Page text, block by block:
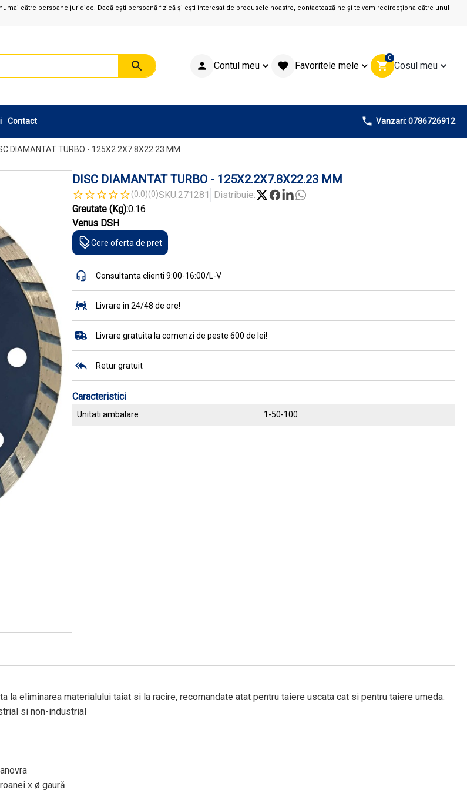
către persoane juridice. Dacă ești persoană fizică și ești interesat de produsele noastre, contactează-ne și te vom redirecționa către unul
Contul meu Favoritele mele
0
Cosul meu
Contact Vanzari: 0786726912
DIAMANTAT TURBO - 125X2.2X7.8X22.23 MM
DISC DIAMANTAT TURBO - 125X2.2X7.8X22.23 MM
(0.0)(0)SKU:271281 Distribuie:
Greutate (Kg):0.16
Venus DSH
Cere oferta de pret
Consultanta clienti 9:00-16:00/L-V
Livrare in 24/48 de ore!
Livrare gratuita la comenzi de peste 600 de lei!
Retur gratuit
Caracteristici
Unitati ambalare 1-50-100
la eliminarea materialului taiat si la racire, recomandate atat pentru taiere uscata cat si pentru taiere umeda.
si non-industrial
x ø gaură